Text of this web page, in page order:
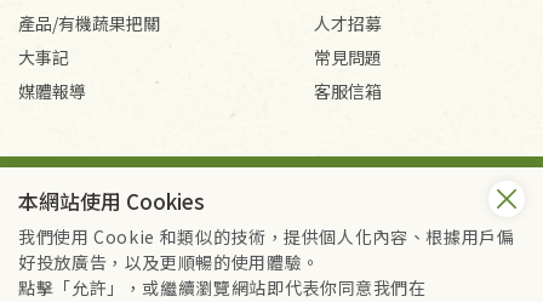
產品/有機蔬果把關
大事記
媒體報導
人才招募
常見問題
客服信箱
Copyright © 2026 里仁事業股份有限公司(統編：16301262) /
里仁網購股份有限公司(統編：25149752)
All Rights Reserved.
本網站使用 Cookies
我們使用 Cookie 和類似的技術，提供個人化內容、根據用戶偏
好投放廣告，以及更順暢的使用體驗。
點擊「允許」，或繼續瀏覽網站即代表你同意我們在